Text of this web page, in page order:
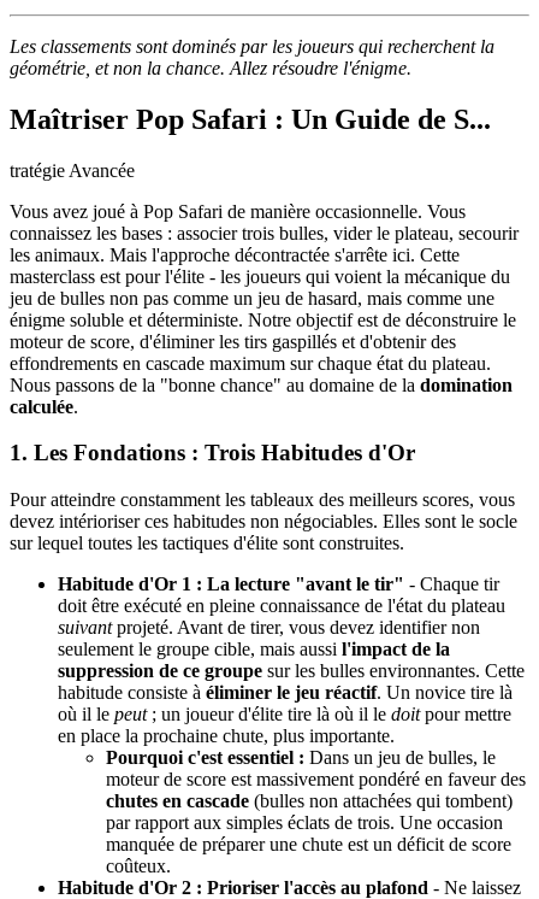
Les classements sont dominés par les joueurs qui recherchent la
géométrie, et non la chance. Allez résoudre l'énigme.
Maîtriser Pop Safari : Un Guide de S...
tratégie Avancée
Vous avez joué à Pop Safari de manière occasionnelle. Vous
connaissez les bases : associer trois bulles, vider le plateau, secourir
les animaux. Mais l'approche décontractée s'arrête ici. Cette
masterclass est pour l'élite - les joueurs qui voient la mécanique du
jeu de bulles non pas comme un jeu de hasard, mais comme une
énigme soluble et déterministe. Notre objectif est de déconstruire le
moteur de score, d'éliminer les tirs gaspillés et d'obtenir des
effondrements en cascade maximum sur chaque état du plateau.
Nous passons de la "bonne chance" au domaine de la domination
calculée.
1. Les Fondations : Trois Habitudes d'Or
Pour atteindre constamment les tableaux des meilleurs scores, vous
devez intérioriser ces habitudes non négociables. Elles sont le socle
sur lequel toutes les tactiques d'élite sont construites.
Habitude d'Or 1 : La lecture "avant le tir" - Chaque tir
doit être exécuté en pleine connaissance de l'état du plateau
suivantprojeté. Avant de tirer, vous devez identifier non
seulement le groupe cible, mais aussi l'impact de la
suppression de ce groupe sur les bulles environnantes. Cette
habitude consiste à éliminer le jeu réactif. Un novice tire là
où il le peut; un joueur d'élite tire là où il le doitpour mettre
en place la prochaine chute, plus importante.
Pourquoi c'est essentiel : Dans un jeu de bulles, le
moteur de score est massivement pondéré en faveur des
chutes en cascade (bulles non attachées qui tombent)
par rapport aux simples éclats de trois. Une occasion
manquée de préparer une chute est un déficit de score
coûteux.
Habitude d'Or 2 : Prioriser l'accès au plafond - Ne laissez